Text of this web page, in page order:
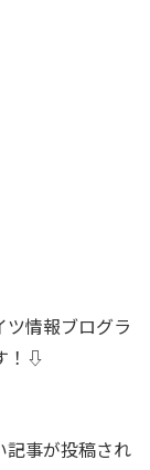
情報ブログラ
！⇩
記事が投稿され